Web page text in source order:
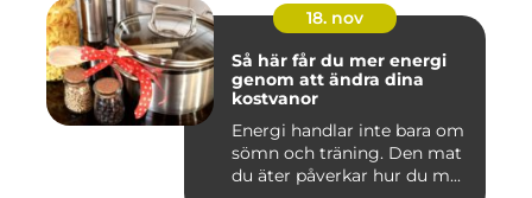
18. nov
Så här får du mer energi
genom att ändra dina
kostvanor
Energi handlar inte bara om
sömn och träning. Den mat
du äter påverkar hur du m...